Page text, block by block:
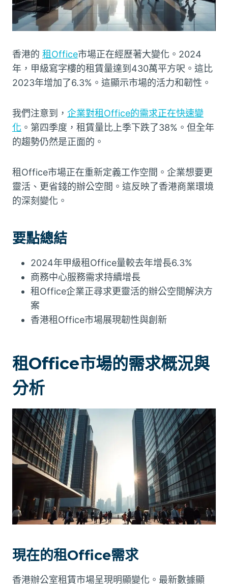
香港的 租Office市場正在經歷著大變化。2024
年，甲級寫字樓的租賃量達到430萬平方呎。這比
2023年增加了6.3%。這顯示市場的活力和韌性。
我們注意到， 企業對租Office的需求正在快速變
化 。第四季度，租賃量比上季下跌了38%。但全年
的趨勢仍然是正面的。
租Office市場正在重新定義工作空間。企業想要更
靈活、更省錢的辦公空間。這反映了香港商業環境
的深刻變化。
要點總結
2024年甲級租Office量較去年增長6.3%
商務中心服務需求持續增長
租Office企業正尋求更靈活的辦公空間解決方
案
香港租Office市場展現韌性與創新
租Office市場的需求概況與
分析
現在的租Office需求
香港辦公室租賃市場呈現明顯變化。最新數據顯